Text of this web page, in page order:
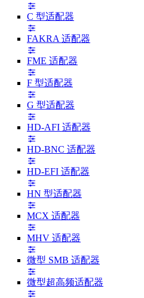
C 型适配器
FAKRA 适配器
FME 适配器
F 型适配器
G 型适配器
HD-AFI 适配器
HD-BNC 适配器
HD-EFI 适配器
HN 型适配器
MCX 适配器
MHV 适配器
微型 SMB 适配器
微型超高频适配器